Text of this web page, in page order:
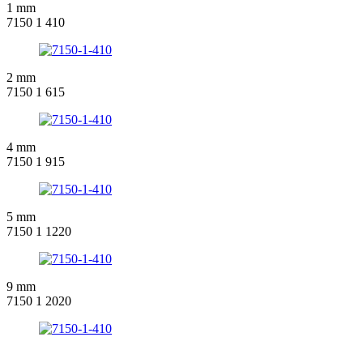
1 mm
7150 1 410
2 mm
7150 1 615
4 mm
7150 1 915
5 mm
7150 1 1220
9 mm
7150 1 2020